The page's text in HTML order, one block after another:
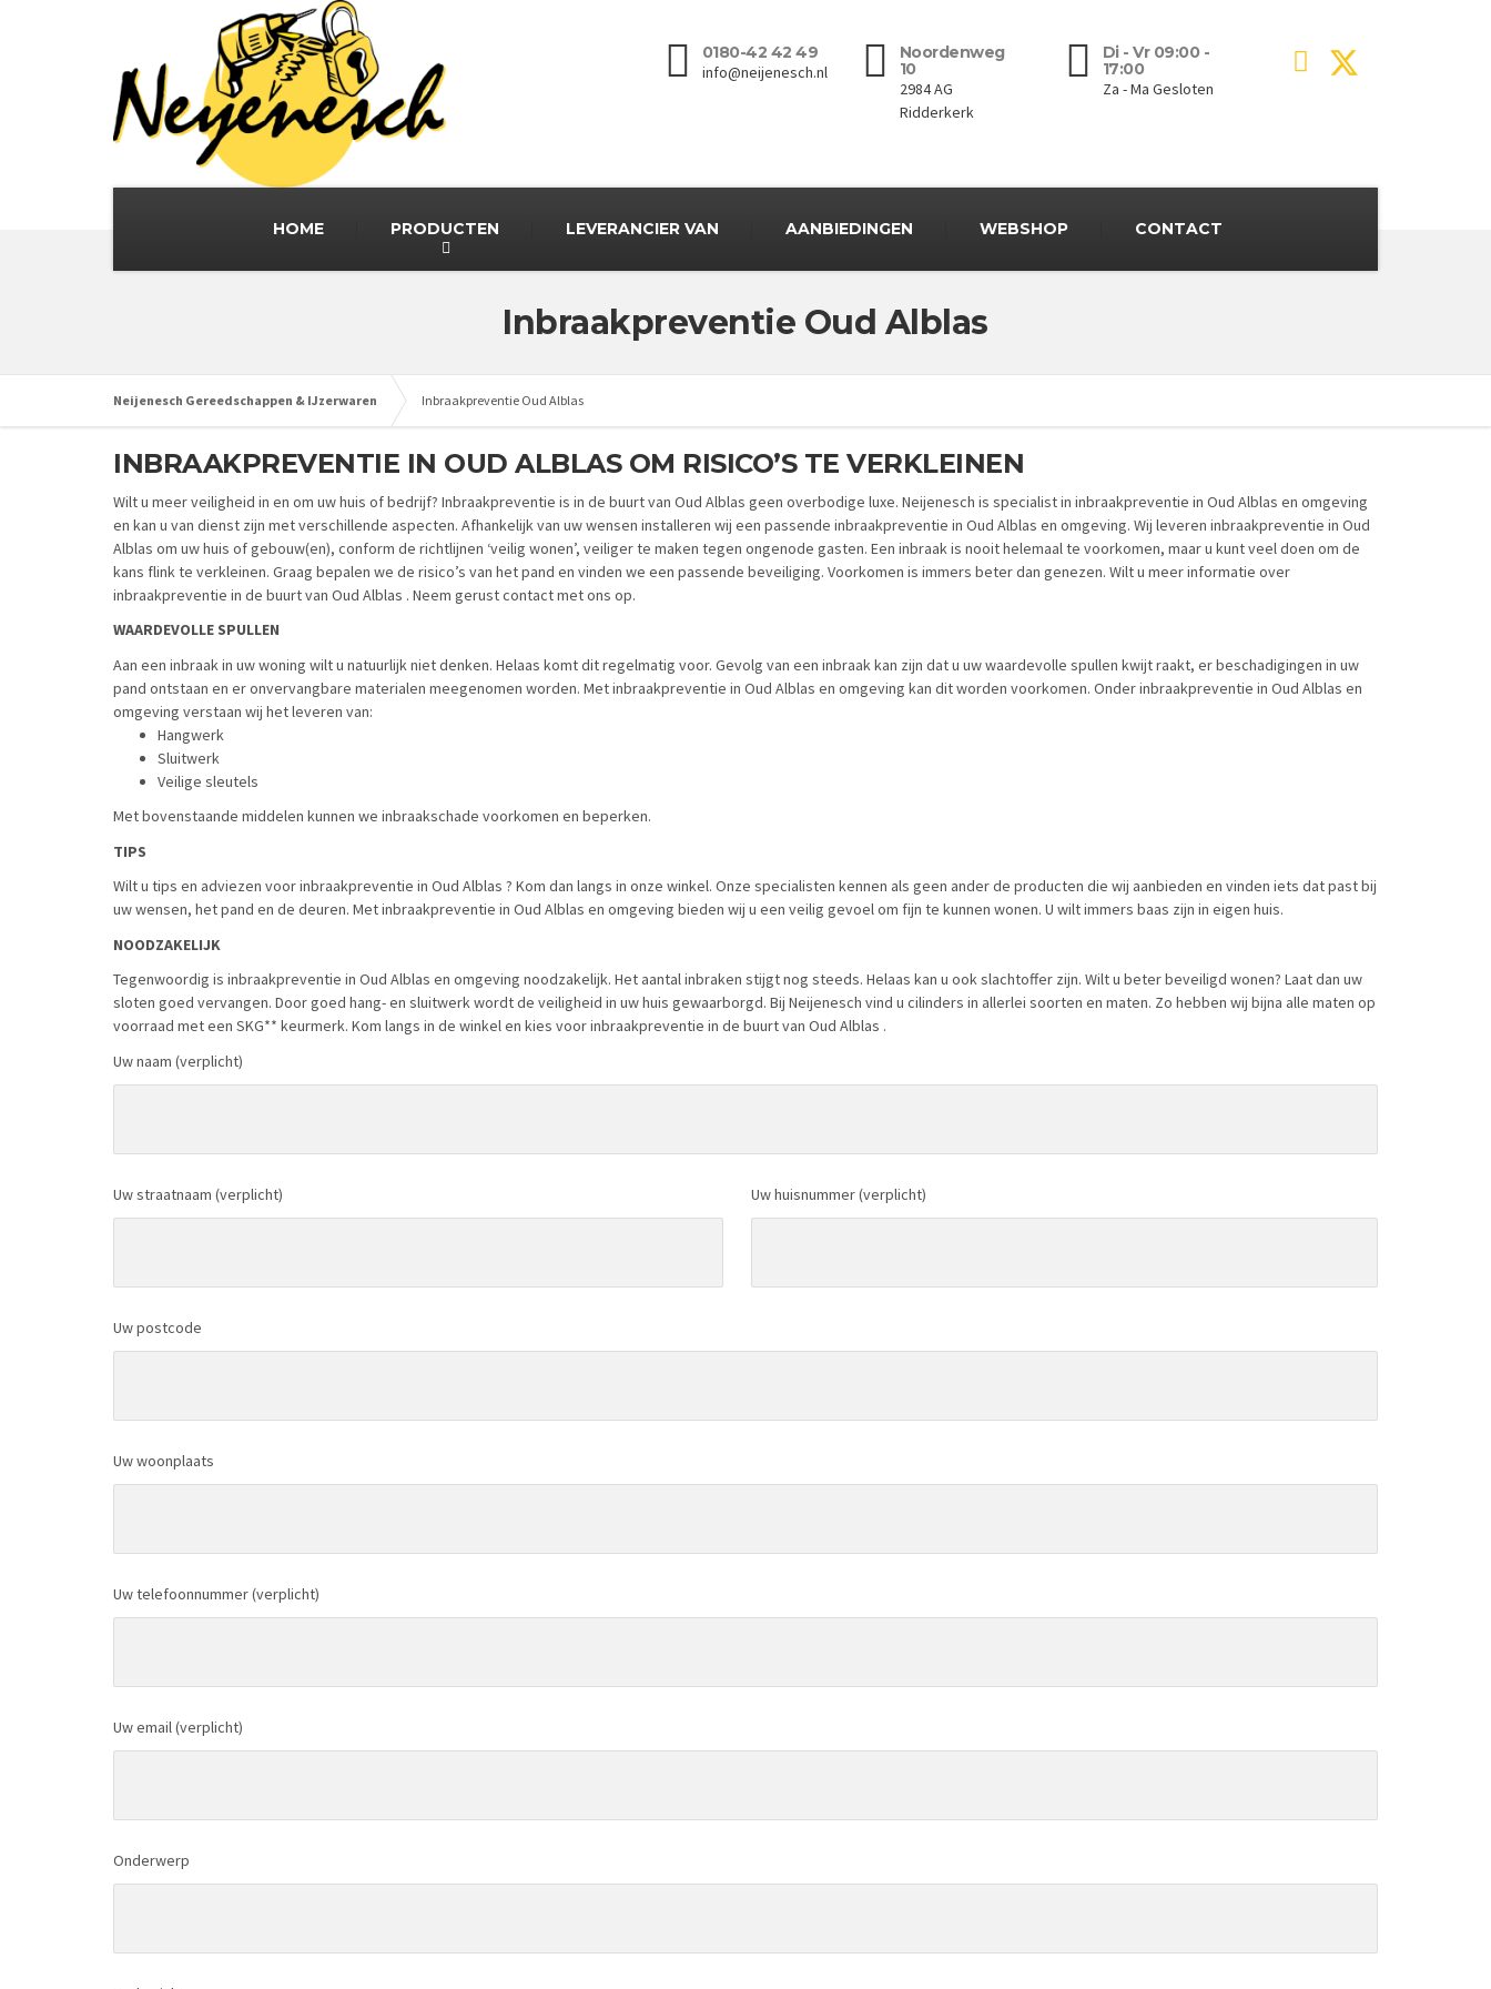
0180-42 42 49
info@neijenesch.nl
Noordenweg
10
2984 AG
Ridderkerk
Di - Vr 09:00 -
17:00
Za - Ma Gesloten
HOME PRODUCTEN LEVERANCIER VAN AANBIEDINGEN WEBSHOP CONTACT
Inbraakpreventie Oud Alblas
Neijenesch Gereedschappen & IJzerwaren Inbraakpreventie Oud Alblas
INBRAAKPREVENTIE IN OUD ALBLAS OM RISICO’S TE VERKLEINEN
Wilt u meer veiligheid in en om uw huis of bedrijf? Inbraakpreventie is in de buurt van Oud Alblas geen overbodige luxe. Neijenesch is specialist in inbraakpreventie in Oud Alblas en omgeving
en kan u van dienst zijn met verschillende aspecten. Afhankelijk van uw wensen installeren wij een passende inbraakpreventie in Oud Alblas en omgeving. Wij leveren inbraakpreventie in Oud
Alblas om uw huis of gebouw(en), conform de richtlijnen ‘veilig wonen’, veiliger te maken tegen ongenode gasten. Een inbraak is nooit helemaal te voorkomen, maar u kunt veel doen om de
kans flink te verkleinen. Graag bepalen we de risico’s van het pand en vinden we een passende beveiliging. Voorkomen is immers beter dan genezen. Wilt u meer informatie over
inbraakpreventie in de buurt van Oud Alblas . Neem gerust contact met ons op.
WAARDEVOLLE SPULLEN
Aan een inbraak in uw woning wilt u natuurlijk niet denken. Helaas komt dit regelmatig voor. Gevolg van een inbraak kan zijn dat u uw waardevolle spullen kwijt raakt, er beschadigingen in uw
pand ontstaan en er onvervangbare materialen meegenomen worden. Met inbraakpreventie in Oud Alblas en omgeving kan dit worden voorkomen. Onder inbraakpreventie in Oud Alblas en
omgeving verstaan wij het leveren van:
Hangwerk
Sluitwerk
Veilige sleutels
Met bovenstaande middelen kunnen we inbraakschade voorkomen en beperken.
TIPS
Wilt u tips en adviezen voor inbraakpreventie in Oud Alblas ? Kom dan langs in onze winkel. Onze specialisten kennen als geen ander de producten die wij aanbieden en vinden iets dat past bij
uw wensen, het pand en de deuren. Met inbraakpreventie in Oud Alblas en omgeving bieden wij u een veilig gevoel om fijn te kunnen wonen. U wilt immers baas zijn in eigen huis.
NOODZAKELIJK
Tegenwoordig is inbraakpreventie in Oud Alblas en omgeving noodzakelijk. Het aantal inbraken stijgt nog steeds. Helaas kan u ook slachtoffer zijn. Wilt u beter beveiligd wonen? Laat dan uw
sloten goed vervangen. Door goed hang- en sluitwerk wordt de veiligheid in uw huis gewaarborgd. Bij Neijenesch vind u cilinders in allerlei soorten en maten. Zo hebben wij bijna alle maten op
voorraad met een SKG** keurmerk. Kom langs in de winkel en kies voor inbraakpreventie in de buurt van Oud Alblas .
Uw naam (verplicht)
Uw straatnaam (verplicht) Uw huisnummer (verplicht)
Uw postcode
Uw woonplaats
Uw telefoonnummer (verplicht)
Uw email (verplicht)
Onderwerp